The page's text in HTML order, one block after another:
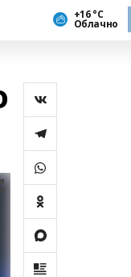
+16 °С
Облачно